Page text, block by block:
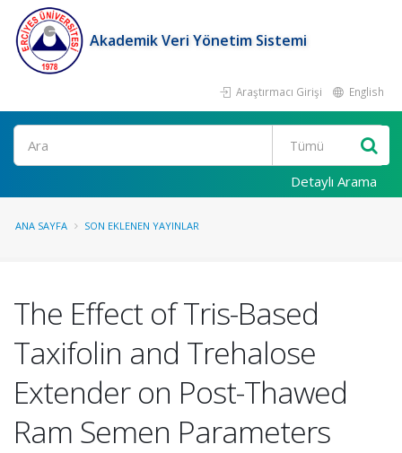
Akademik Veri Yönetim Sistemi
Araştırmacı Girişi English
Ara
Detaylı Arama
ANA SAYFA SON EKLENEN YAYINLAR
The Effect of Tris-Based
Taxifolin and Trehalose
Extender on Post-Thawed
Ram Semen Parameters